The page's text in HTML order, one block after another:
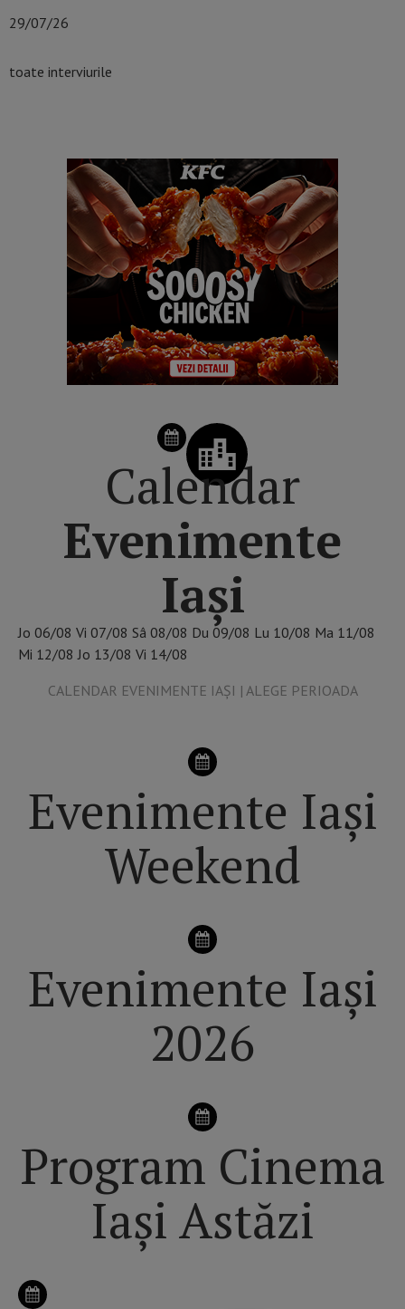
29/07/26
toate interviurile
Calendar
Evenimente
Iași
Jo 06/08 Vi 07/08 Sâ 08/08 Du 09/08 Lu 10/08 Ma 11/08
Mi 12/08 Jo 13/08 Vi 14/08
CALENDAR EVENIMENTE IAȘI | ALEGE PERIOADA
Evenimente Iași
Weekend
Evenimente Iași
2026
Program Cinema
Iași Astăzi